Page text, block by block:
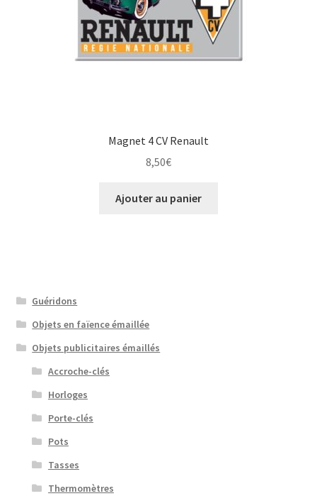
Magnet 4 CV Renault
8,50€
Ajouter au panier
Guéridons
Objets en faïence émaillée
Objets publicitaires émaillés
Accroche-clés
Horloges
Porte-clés
Pots
Tasses
Thermomètres